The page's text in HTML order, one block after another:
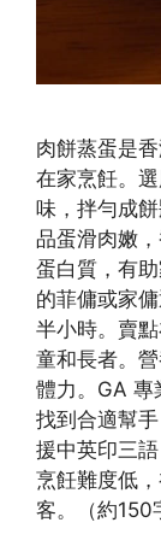
肉餅蒸蛋是
在家烹飪。
味，拌勻成
品蛋滑肉嫩
蛋白質，有
的菲傭或家
半小時。賣
童和長者。
體力。GA 專
找到合適幫
援中英印三
烹飪難度低
客。（約150